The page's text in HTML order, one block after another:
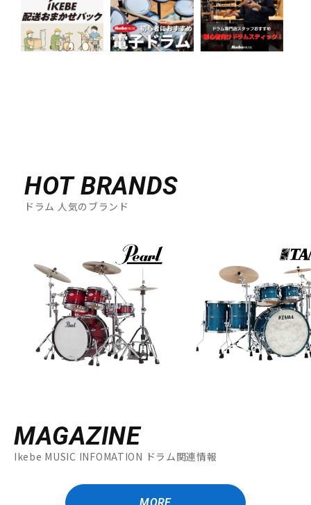
HOT BRANDS
ドラム 人気のブランド
MAGAZINE
Ikebe MUSIC INFOMATION ドラム関連情報